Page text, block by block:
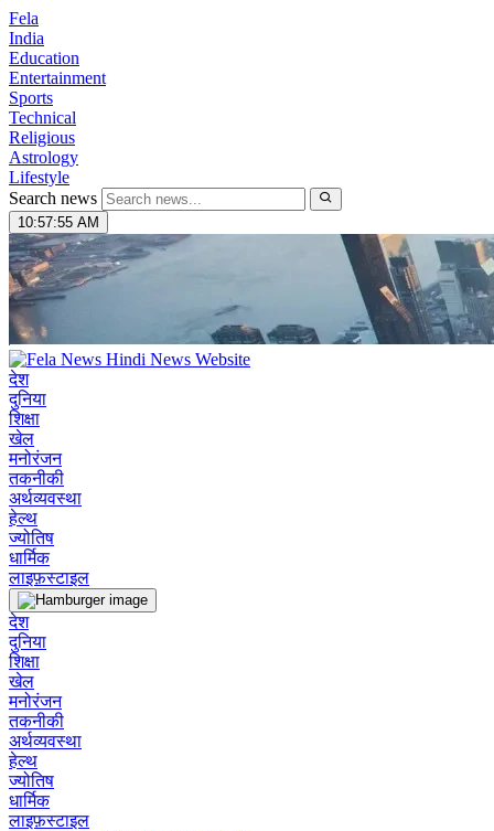
Fela
India
Education
Entertainment
Sports
Technical
Religious
Astrology
Lifestyle
Search news
10:57:56 AM
देश
दुनिया
शिक्षा
खेल
मनोरंजन
तकनीकी
अर्थव्यवस्था
हेल्थ
ज्योतिष
धार्मिक
लाइफ़स्टाइल
देश
दुनिया
शिक्षा
खेल
मनोरंजन
तकनीकी
अर्थव्यवस्था
हेल्थ
ज्योतिष
धार्मिक
लाइफ़स्टाइल